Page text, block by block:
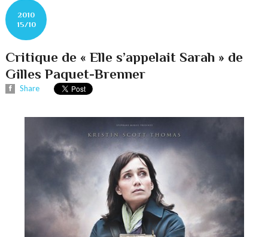
2010
15/10
Critique de « Elle s’appelait Sarah » de
Gilles Paquet-Brenner
Share